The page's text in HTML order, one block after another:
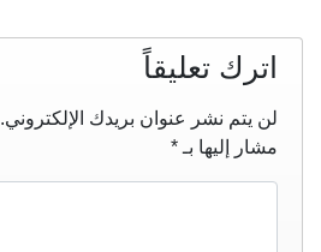
اترك تعليقاً
لن يتم نشر عنوان بريدك الإلكتروني.
مشار إليها بـ *